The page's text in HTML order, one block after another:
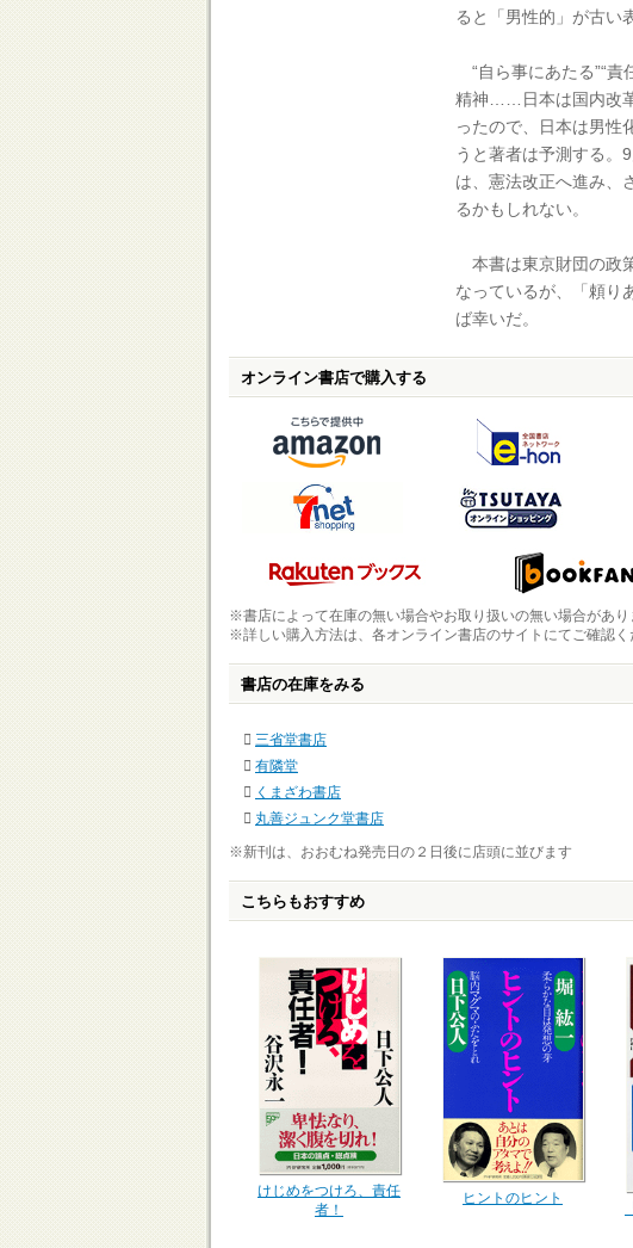
ると「男性的」が古い
“自ら事にあたる”“責
精神……日本は国内改
ったので、日本は男性
うと著者は予測する。
は、憲法改正へ進み、
るかもしれない。
本書は東京財団の政
なっているが、「頼り
ば幸いだ。
オンライン書店で購入する
※書店によって在庫の無い場合やお取り扱いの無い場合があり
※詳しい購入方法は、各オンライン書店のサイトにてご確認く
書店の在庫をみる
三省堂書店
有隣堂
くまざわ書店
丸善ジュンク堂書店
※新刊は、おおむね発売日の２日後に店頭に並びます
こちらもおすすめ
けじめをつけろ、責任
者！
ヒントのヒント